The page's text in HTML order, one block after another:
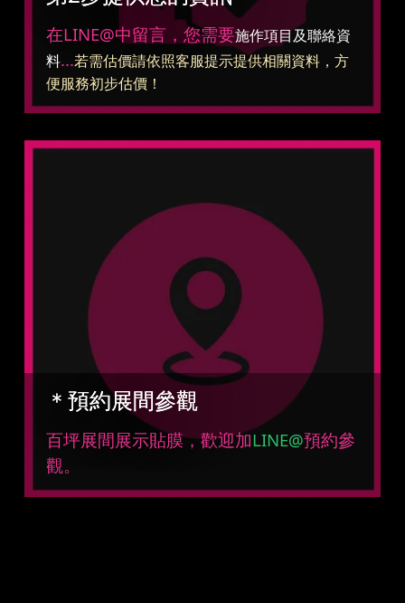
在LINE@中留言，您需要施作項目及聯絡資
料...若需估價請依照客服提示提供相關資料，方
便服務初步估價！
＊預約展間參觀
百坪展間展示貼膜，歡迎加LINE@預約參
觀。